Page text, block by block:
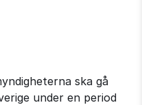
ska gå
under en period